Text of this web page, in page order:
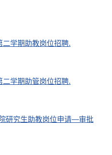
二学期助教岗位招聘.
二学期助管岗位招聘.
研究生助教岗位申请—审批